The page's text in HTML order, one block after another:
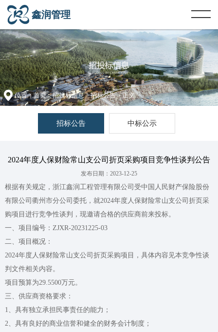
鑫润管理
位置：首页>招投标信息>招标公告> 正文
招标公告 中标公示
2024年度人保财险常山支公司折页采购项目竞争性谈判公告
发布日期：2023-12-25
根据有关规定，浙江鑫润工程管理有限公司受中国人民财产保险股份
有限公司衢州市分公司委托，就2024年度人保财险常山支公司折页采
购项目进行竞争性谈判，现邀请合格的供应商前来投标。
一、项目编号：ZJXR-20231225-03
二、项目概况：
2024年度人保财险常山支公司折页采购项目，具体内容见本竞争性谈
判文件相关内容。
项目预算为29.5500万元。
三、供应商资格要求：
1、具有独立承担民事责任的能力；
2、具有良好的商业信誉和健全的财务会计制度；